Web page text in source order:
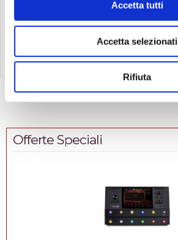
Accetta tutti
Accetta selezionati
Rifiuta
Compra
Vedi1-23di23
Offerte Speciali